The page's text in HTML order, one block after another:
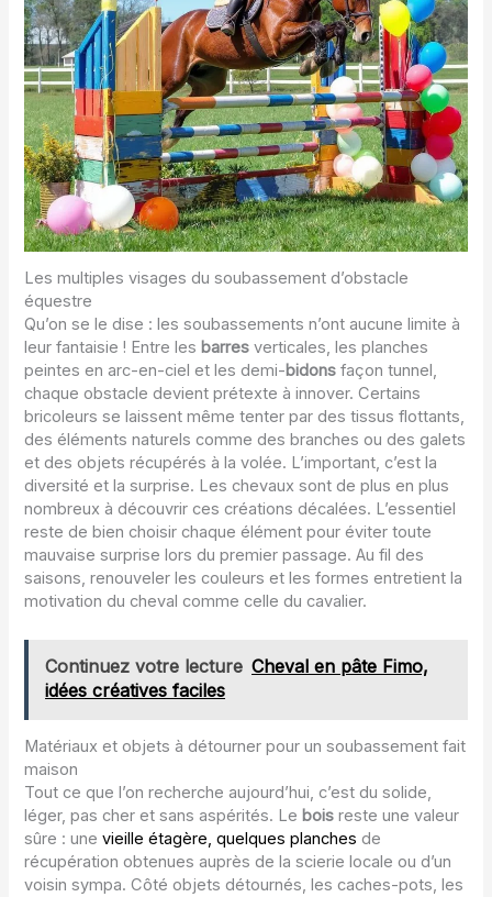
Les multiples visages du soubassement d’obstacle
équestre
Qu’on se le dise : les soubassements n’ont aucune limite à
leur fantaisie ! Entre les barres verticales, les planches
peintes en arc-en-ciel et les demi-bidons façon tunnel,
chaque obstacle devient prétexte à innover. Certains
bricoleurs se laissent même tenter par des tissus flottants,
des éléments naturels comme des branches ou des galets
et des objets récupérés à la volée. L’important, c’est la
diversité et la surprise. Les chevaux sont de plus en plus
nombreux à découvrir ces créations décalées. L’essentiel
reste de bien choisir chaque élément pour éviter toute
mauvaise surprise lors du premier passage. Au fil des
saisons, renouveler les couleurs et les formes entretient la
motivation du cheval comme celle du cavalier.
Continuez votre lecture Cheval en pâte Fimo,
idées créatives faciles
Matériaux et objets à détourner pour un soubassement fait
maison
Tout ce que l’on recherche aujourd’hui, c’est du solide,
léger, pas cher et sans aspérités. Le bois reste une valeur
sûre : unevieille étagère, quelques planches de
récupération obtenues auprès de la scierie locale ou d’un
voisin sympa. Côté objets détournés, les caches-pots, les